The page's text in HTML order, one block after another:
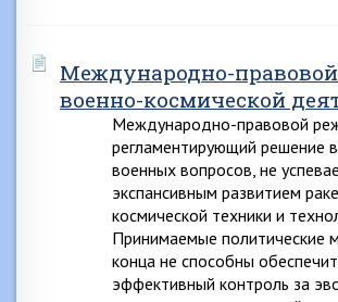
Международно-
военно-космической
Международно-правовой
регламентирующий решение
военных вопросов, не
экспансивным развитием
космической техники и
Принимаемые политические
конца не способны
эффективный контроль за